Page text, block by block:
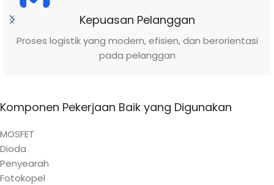
Kepuasan Pelanggan
Proses logistik yang modern, efisien, dan berorientasi
pada pelanggan
Komponen Pekerjaan Baik yang Digunakan
MOSFET
Dioda
Penyearah
Fotokopel